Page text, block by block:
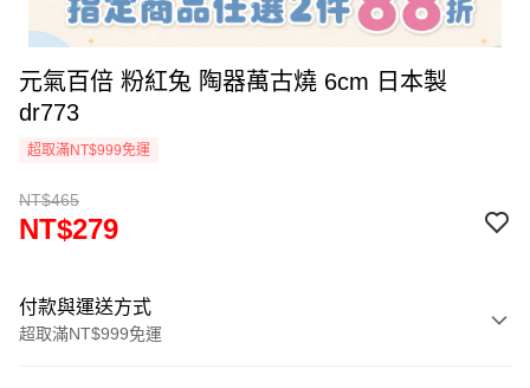
元氣百倍 粉紅兔 陶器萬古燒 6cm 日本製
dr773
超取滿NT$999免運
NT$465
NT$279
付款與運送方式
超取滿NT$999免運